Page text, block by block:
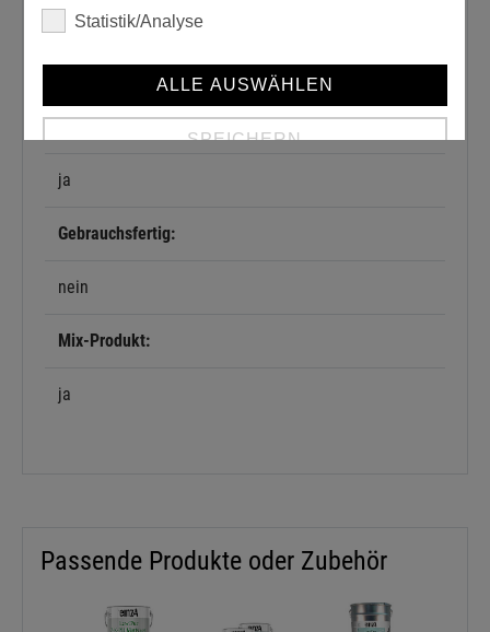
Produkttyp:
UV beständig:
ja
Gebrauchsfertig:
nein
Mix-Produkt:
ja
Passende Produkte oder Zubehör
Statistik/Analyse
ALLE AUSWÄHLEN
SPEICHERN
Impressum